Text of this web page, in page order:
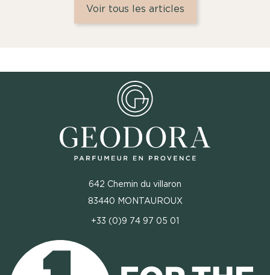
Voir tous les articles
642 Chemin du villaron
83440 MONTAUROUX
+33 (0)9 74 97 05 01